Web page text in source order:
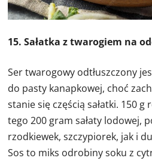
15. Sałatka z twarogiem na
Ser twarogowy odtłuszczony
do pasty kanapkowej, choć
stanie się częścią sałatki. 150
tego 200 gram sałaty lodowej,
rzodkiewek, szczypiorek, jak i
Sos to miks odrobiny soku z